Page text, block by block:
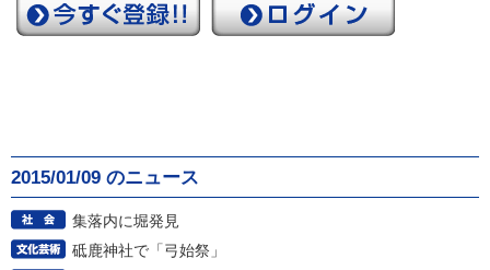
2015/01/09 のニュース
集落内に堀発見
砥鹿神社で「弓始祭」